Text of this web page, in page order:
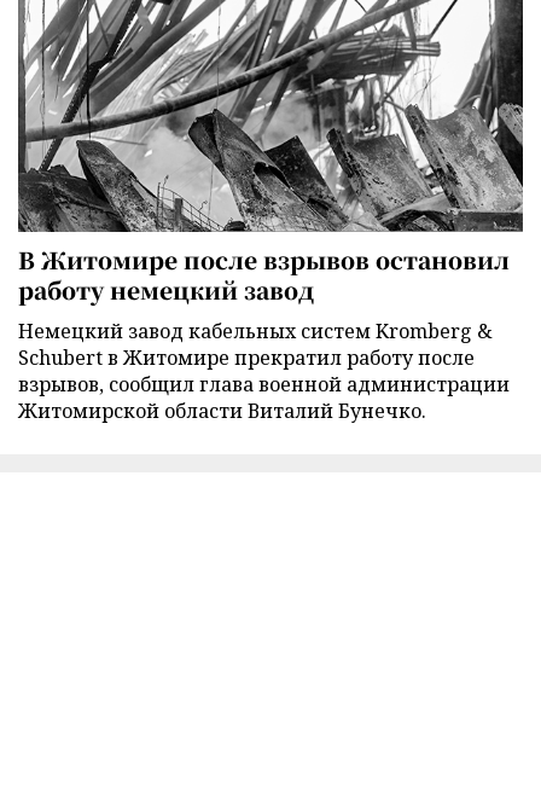
В Житомире после взрывов остановил
работу немецкий завод
Немецкий завод кабельных систем Kromberg &
Schubert в Житомире прекратил работу после
взрывов, сообщил глава военной администрации
Житомирской области Виталий Бунечко.